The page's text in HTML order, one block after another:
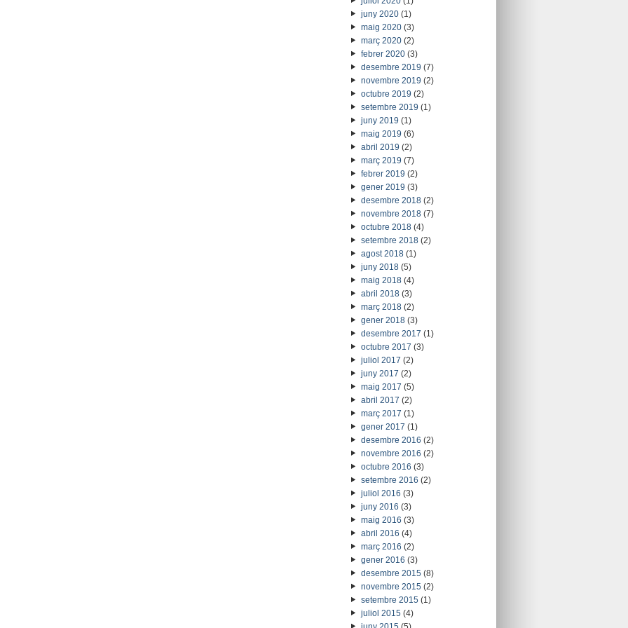
juny 2020(1)
maig 2020(3)
març 2020(2)
febrer 2020(3)
desembre 2019 (7)
novembre 2019 (2)
octubre 2019 (2)
setembre 2019 (1)
juny 2019 (1)
maig 2019 (6)
abril 2019 (2)
març 2019 (7)
febrer 2019 (2)
gener 2019 (3)
desembre 2018(2)
novembre 2018(7)
octubre 2018(4)
setembre 2018(2)
agost 2018(1)
juny 2018(5)
maig 2018(4)
abril 2018(3)
març 2018(2)
gener 2018(3)
desembre 2017 (1)
octubre 2017 (3)
juliol 2017 (2)
juny 2017 (2)
maig 2017 (5)
abril 2017 (2)
març 2017 (1)
gener 2017 (1)
desembre 2016 (2)
novembre 2016 (2)
octubre 2016 (3)
setembre 2016 (2)
juliol 2016 (3)
juny 2016 (3)
maig 2016 (3)
abril 2016 (4)
març 2016 (2)
gener 2016 (3)
desembre 2015(8)
novembre 2015(2)
setembre 2015(1)
juliol 2015(4)